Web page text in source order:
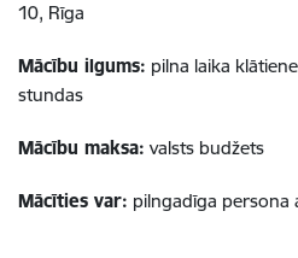
10, Rīga
Mācību ilgums: pilna laika
stundas
Mācību maksa: valsts budžets
Mācīties var: pilngadīga persona